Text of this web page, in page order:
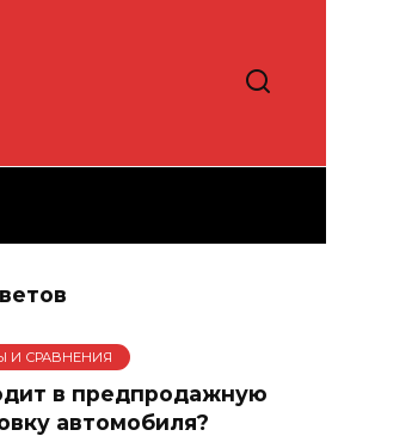
И СРАВНЕНИЯ
в предпродажную
автомобиля?